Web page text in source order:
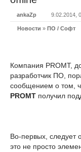
ankaZp 9.02.2014,
Новости » ПО / Софт
Компания PROMT,
разработчик ПО,
сообщением о том,
PROMT получил
Во-первых, следует
это не просто